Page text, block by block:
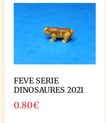
FEVE SERIE
DINOSAURES 2021
0.80€